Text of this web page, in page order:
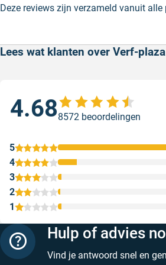
Deze reviews zijn verzameld vanuit
Lees wat klanten over Verf-
4.688572 beoordelingen
1
2
3
4
5
Hulp of advies
Vind je antwoord snel en